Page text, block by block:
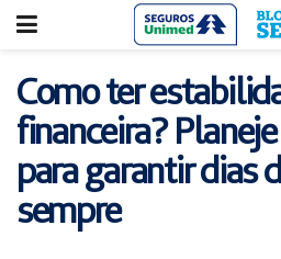
Como ter
financeira?
para garantir dias
sempre